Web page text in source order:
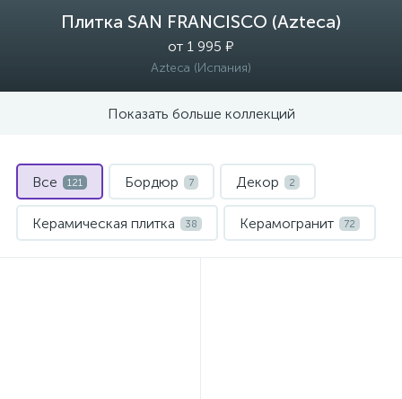
Плитка SAN FRANCISCO (Azteca)
от 1 995 ₽
Azteca (Испания)
Показать больше коллекций
Все 121 Бордюр 7 Декор 2
Керамическая плитка 38 Керамогранит 72